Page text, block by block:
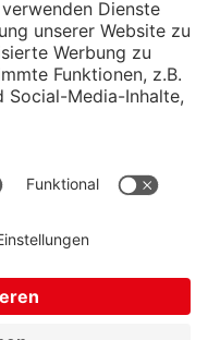
Institut
und